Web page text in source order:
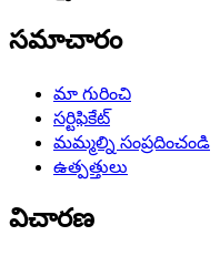
సమాచారం
మా గురించి
సర్టిఫికేట్
మమ్మల్ని సంప్రదించండి
ఉత్పత్తులు
విచారణ